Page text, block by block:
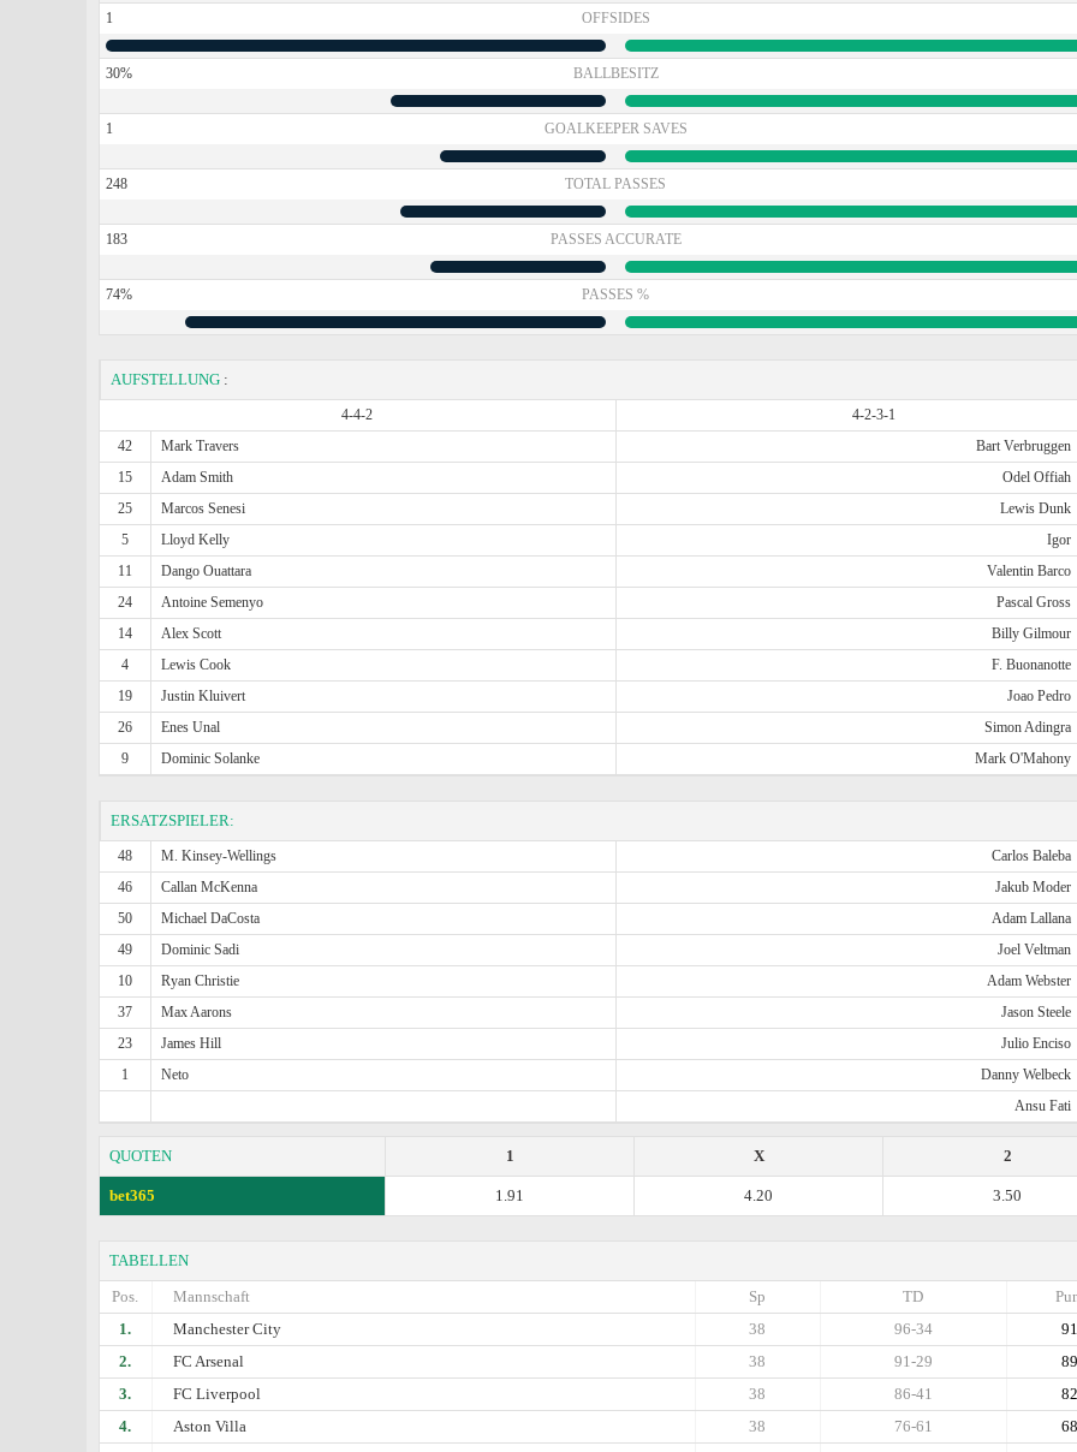
1 OFFSIDES
30% BALLBESITZ
1 GOALKEEPER SAVES
248 TOTAL PASSES
183 PASSES ACCURATE
74% PASSES %
AUFSTELLUNG :
4-4-2
4-2-3-1
42
Mark Travers Bart Verbruggen
15
Adam Smith Odel Offiah
25
Marcos Senesi Lewis Dunk
5
Lloyd Kelly Igor
11
Dango Ouattara Valentin Barco
24
Antoine Semenyo Pascal Gross
14
Alex Scott Billy Gilmour
4
Lewis Cook F. Buonanotte
19
Justin Kluivert Joao Pedro
26
Enes Unal Simon Adingra
9
Dominic Solanke Mark O'Mahony
ERSATZSPIELER:
48 M. Kinsey-Wellings Carlos Baleba
46
Callan McKenna Jakub Moder
50
Michael DaCosta Adam Lallana
49
Dominic Sadi Joel Veltman
10
Ryan Christie Adam Webster
37
Max Aarons Jason Steele
23
James Hill Julio Enciso
1
Neto Danny Welbeck
Ansu Fati
QUOTEN 2
X
1
bet365 3.50
4.20
1.91
TABELLEN
Pos.
Mannschaft TD
Sp
1.
Manchester City 91
96-34
38
2.
FC Arsenal 89
91-29
38
3.
FC Liverpool 82
86-41
38
4.
Aston Villa 68
76-61
38